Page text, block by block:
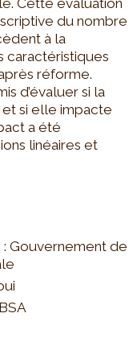
Cette évaluation
du nombre
à la
caractéristiques
réforme.
d’évaluer si la
si elle impacte
a été
linéaires et
: Gouvernement de